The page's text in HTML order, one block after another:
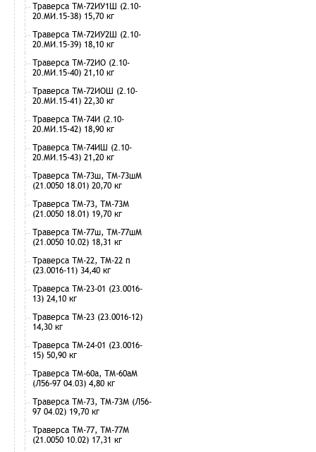
Траверса ТМ-72ИУ1Ш (2.10-
20.МИ.15-38) 15,70 кг
Траверса ТМ-72ИУ2Ш (2.10-
20.МИ.15-39) 18,10 кг
Траверса ТМ-72ИО (2.10-
20.МИ.15-40) 21,10 кг
Траверса ТМ-72ИОШ (2.10-
20.МИ.15-41) 22,30 кг
Траверса ТМ-74И (2.10-
20.МИ.15-42) 18,90 кг
Траверса ТМ-74ИШ (2.10-
20.МИ.15-43) 21,20 кг
Траверса ТМ-73ш, ТМ-73шМ
(21.0050 18.01) 20,70 кг
Траверса ТМ-73, ТМ-73М
(21.0050 18.01) 19,70 кг
Траверса ТМ-77ш, ТМ-77шМ
(21.0050 10.02) 18,31 кг
Траверса ТМ-22, ТМ-22 п
(23.0016-11) 34,40 кг
Траверса ТМ-23-01 (23.0016-
13) 24,10 кг
Траверса ТМ-23 (23.0016-12)
14,30 кг
Траверса ТМ-24-01 (23.0016-
15) 50,90 кг
Траверса ТМ-60а, ТМ-60аМ
(Л56-97 04.03) 4,80 кг
Траверса ТМ-73, ТМ-73М (Л56-
97 04.02) 19,70 кг
Траверса ТМ-77, ТМ-77М
(21.0050 10.02) 17,31 кг